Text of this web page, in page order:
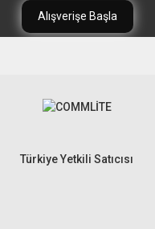
Alışverişe Başla
Türkiye Yetkili Satıcısı